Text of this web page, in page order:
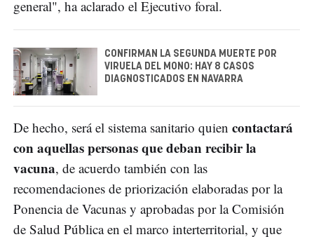
general", ha aclarado el Ejecutivo foral.
CONFIRMAN LA SEGUNDA MUERTE POR
VIRUELA DEL MONO: HAY 8 CASOS
DIAGNOSTICADOS EN NAVARRA
De hecho, será el sistema sanitario quien contactará
con aquellas personas que deban recibir la
vacuna, de acuerdo también con las
recomendaciones de priorización elaboradas por la
Ponencia de Vacunas y aprobadas por la Comisión
de Salud Pública en el marco interterritorial, y que